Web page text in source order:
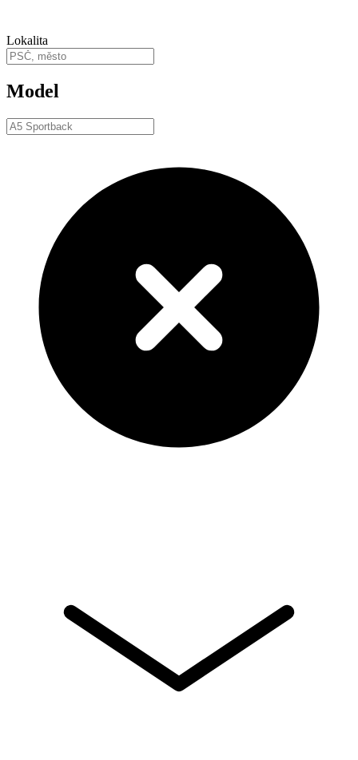
Lokalita
Model